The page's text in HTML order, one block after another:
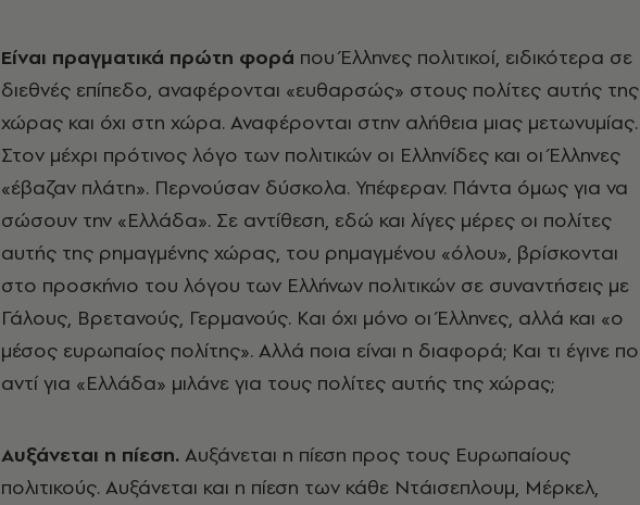
Είναι πραγματικά πρώτη φορά που Έλληνες πολιτικοί, ειδικότερα σε
διεθνές επίπεδο, αναφέρονται «ευθαρσώς» στους πολίτες αυτής της
χώρας και όχι στη χώρα. Αναφέρονται στην αλήθεια μιας μετωνυμίας.
Στον μέχρι πρότινος λόγο των πολιτικών οι Eλληνίδες και οι Έλληνες
«έβαζαν πλάτη». Περνούσαν δύσκολα. Υπέφεραν. Πάντα όμως για να
σώσουν την «Ελλάδα». Σε αντίθεση, εδώ και λίγες μέρες οι πολίτες
αυτής της ρημαγμένης χώρας, του ρημαγμένου «όλου», βρίσκονται
στο προσκήνιο του λόγου των Ελλήνων πολιτικών σε συναντήσεις με
Γάλους, Βρετανούς, Γερμανούς. Και όχι μόνο οι Έλληνες, αλλά και «ο
μέσος ευρωπαίος πολίτης». Αλλά ποια είναι η διαφορά; Και τι έγινε
αντί για «Ελλάδα» μιλάνε για τους πολίτες αυτής της χώρας;
Αυξάνεται η πίεση. Αυξάνεται η πίεση προς τους Ευρωπαίους
πολιτικούς. Αυξάνεται και η πίεση των κάθε Ντάισεπλουμ, Μέρκελ,